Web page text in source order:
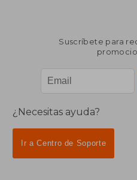
Suscríbete para
¿Necesitas ayuda?
Ir a Centro de Soporte